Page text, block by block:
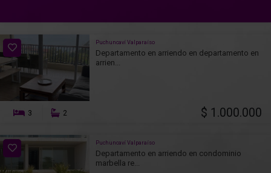
Puchuncaví Valparaíso
Departamento en arriendo en departamento en
arrien...
3 2 $ 1.000.000
Puchuncaví Valparaíso
Departamento en arriendo en condominio
marbella re...